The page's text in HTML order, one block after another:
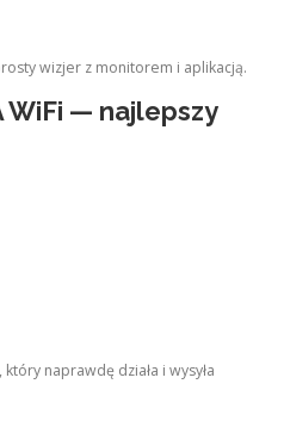
wizjer z monitorem i aplikacją.
WiFi — najlepszy
naprawdę działa i wysyła